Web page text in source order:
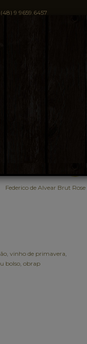
9 9659.6457
Federico de Alvear Brut Rose
vinho de primavera
bolso obrap